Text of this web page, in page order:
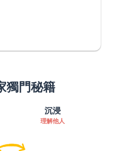
獨門秘籍
沉浸
理解他人